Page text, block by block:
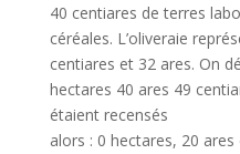
40 centiares de terres
céréales. L’oliveraie
centiares et 32 ares. On
hectares 40 ares 49
étaient recensés
alors : 0 hectares, 20